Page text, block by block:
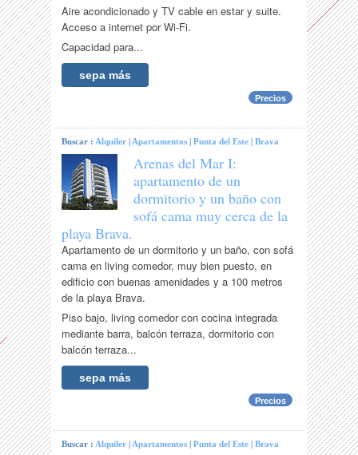
Aire acondicionado y TV cable en estar y suite.
Acceso a internet por Wi-Fi.
Capacidad para...
sepa más
Precios
Buscar : Alquiler | Apartamentos |Punta del Este |Brava
Arenas del Mar I:
apartamento de un
dormitorio y un baño con
sofá cama muy cerca de la
playa Brava.
Apartamento de un dormitorio y un baño, con sofá
cama en living comedor, muy bien puesto, en
edificio con buenas amenidades y a 100 metros
de la playa Brava.
Piso bajo, living comedor con cocina integrada
mediante barra, balcón terraza, dormitorio con
balcón terraza...
sepa más
Precios
Buscar : Alquiler | Apartamentos |Punta del Este |Brava